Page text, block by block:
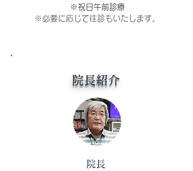
※祝日午前診療
※必要に応じて往診もいたします。
院長紹介
院長